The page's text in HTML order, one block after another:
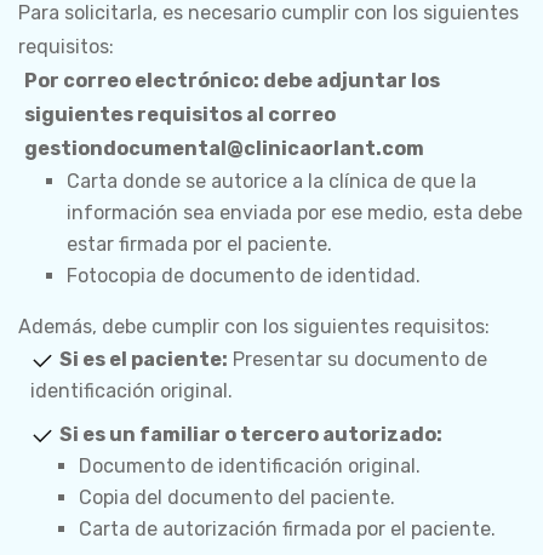
Para solicitarla, es necesario cumplir con los siguientes
requisitos:
Por correo electrónico: debe adjuntar los
siguientes requisitos al correo
gestiondocumental@clinicaorlant.com
Carta donde se autorice a la clínica de que la
información sea enviada por ese medio, esta debe
estar firmada por el paciente.
Fotocopia de documento de identidad.
Además, debe cumplir con los siguientes requisitos:
Si es el paciente: Presentar su documento de
identificación original.
Si es un familiar o tercero autorizado:
Documento de identificación original.
Copia del documento del paciente.
Carta de autorización firmada por el paciente.